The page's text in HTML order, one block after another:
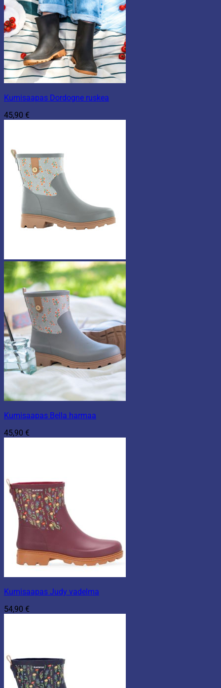
Kumisaapas Dordogne ruskea
45,90 €
Kumisaapas Bella harmaa
45,90 €
Kumisaapas Judy vadelma
54,90 €